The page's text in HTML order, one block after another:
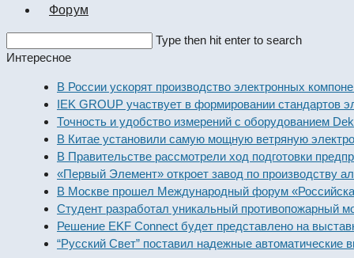
Форум
this
Type then hit enter to search
Интересное
В России ускорят производство электронных
IEK GROUP участвует в формировании стандартов
Точность и удобство измерений с оборудованием
В Китае установили самую мощную ветряную
В Правительстве рассмотрели ход подготовки
«Первый Элемент» откроет завод по производству
В Москве прошел Международный форум «Российская
Студент разработал уникальный противопожарный
Решение EKF Connect будет представлено на
“Русский Свет” поставил надежные